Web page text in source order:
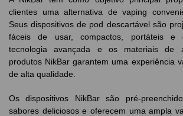
clientes uma alternativa de vaping
Seus dispositivos de pod descartável são
fáceis de usar, compactos, portáteis e
tecnologia avançada e os materiais de
produtos NikBar garantem uma experiência
de alta qualidade.
Os dispositivos NikBar são pré-
sabores deliciosos e oferecem uma ampla